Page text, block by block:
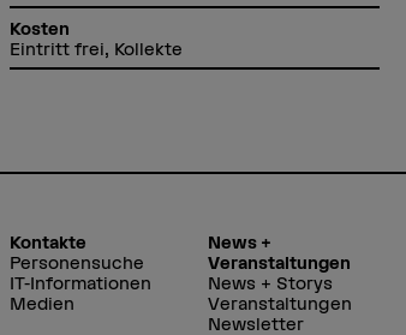
Kosten
Eintritt frei, Kollekte
Kontakte
Personensuche
IT-Informationen
Medien
News +
Veranstaltungen
News + Storys
Veranstaltungen
Newsletter